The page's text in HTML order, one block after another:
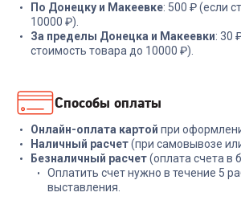
По Донецку и Макеевке: 500 ₽ (если
10000 ₽).
За пределы Донецка и Макеевки: 30
стоимость товара до 10000 ₽).
Способы оплаты
Онлайн-оплата картой при
Наличный расчет(при самовывозе
Безналичный расчет(оплата счета в
Оплатить счет нужно в течение 5
выставления.